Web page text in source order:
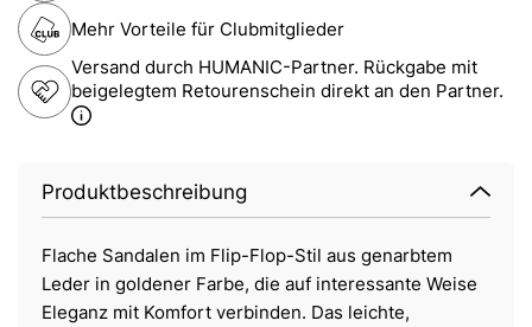
Mehr Vorteile für Clubmitglieder
Versand durch HUMANIC-Partner. Rückgabe mit
beigelegtem Retourenschein direkt an den Partner.
Produktbeschreibung
Flache Sandalen im Flip-Flop-Stil aus genarbtem
Leder in goldener Farbe, die auf interessante Weise
Eleganz mit Komfort verbinden. Das leichte,